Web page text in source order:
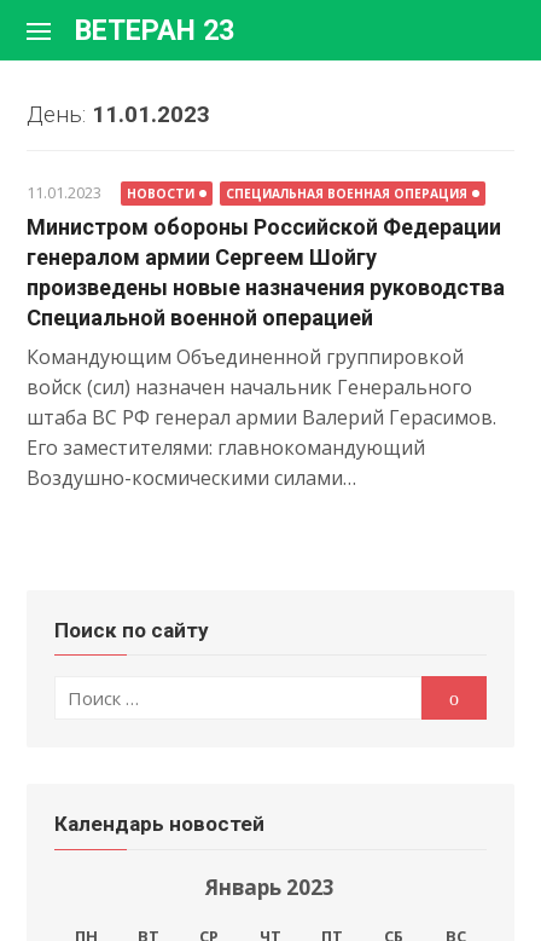
содержимому
ВЕТЕРАН 23
День: 11.01.2023
11.01.2023 НОВОСТИ СПЕЦИАЛЬНАЯ ВОЕННАЯ ОПЕРАЦИЯ
Министром обороны Российской Федерации
генералом армии Сергеем Шойгу
произведены новые назначения руководства
Специальной военной операцией
Командующим Объединенной группировкой
войск (сил) назначен начальник Генерального
штаба ВС РФ генерал армии Валерий Герасимов.
Его заместителями: главнокомандующий
Воздушно-космическими силами…
Поиск по сайту
по:
Календарь новостей
Январь 2023
ПН ВТ СР ЧТ ПТ СБ ВС